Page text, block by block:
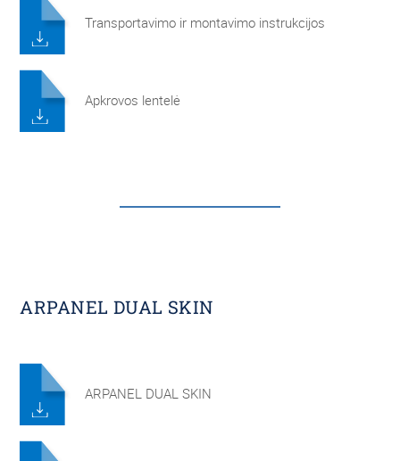
Transportavimo ir montavimo instrukcijos
Apkrovos lentelė
ARPANEL DUAL SKIN
ARPANEL DUAL SKIN